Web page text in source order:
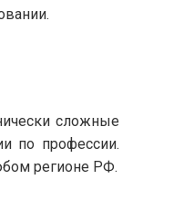
сложные
по профессии.
регионе РФ.